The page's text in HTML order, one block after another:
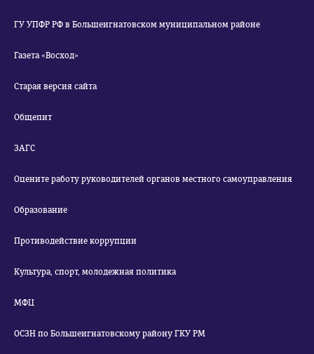
ГУ УПФР РФ в Большеигнатовском муниципальном районе
Газета «Восход»
Старая версия сайта
Общепит
ЗАГС
Оцените работу руководителей органов местного самоуправления
Образование
Противодействие коррупции
Культура, спорт, молодежная политика
МФЦ
ОСЗН по Большеигнатовскому району ГКУ РМ